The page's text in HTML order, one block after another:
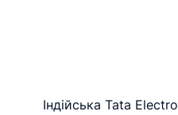
Індійська Tata